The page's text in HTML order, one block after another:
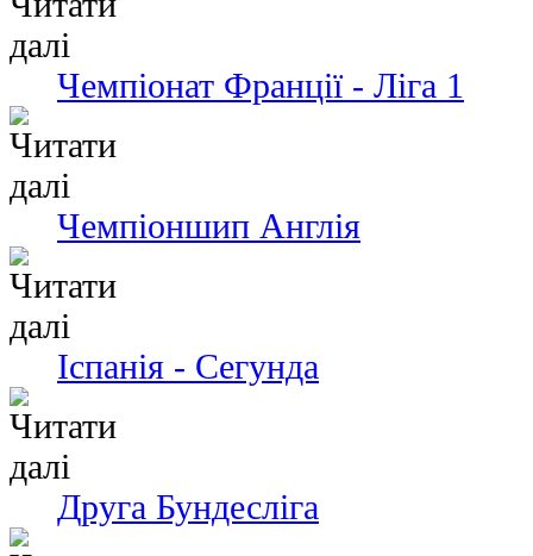
Чемпіонат Франції - Ліга 1
Чемпіоншип Англія
Іспанія - Сегунда
Друга Бундесліга